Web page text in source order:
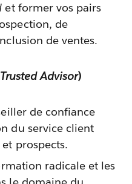
et former vos pairs
de
de ventes.
Trusted Advisor)
de confiance
du service client
prospects.
radicale et les